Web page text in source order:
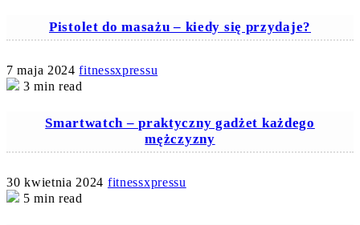
Pistolet do masażu – kiedy się przydaje?
7 maja 2024fitnessxpressu
3 min read
Smartwatch – praktyczny gadżet każdego
mężczyzny
30 kwietnia 2024 fitnessxpressu
5 min read